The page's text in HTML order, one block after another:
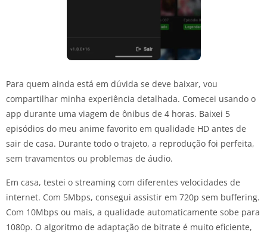
Para quem ainda está em dúvida se deve baixar, vou
compartilhar minha experiência detalhada. Comecei usando o
app durante uma viagem de ônibus de 4 horas. Baixei 5
episódios do meu anime favorito em qualidade HD antes de
sair de casa. Durante todo o trajeto, a reprodução foi perfeita,
sem travamentos ou problemas de áudio.
Em casa, testei o streaming com diferentes velocidades de
internet. Com 5Mbps, consegui assistir em 720p sem buffering.
Com 10Mbps ou mais, a qualidade automaticamente sobe para
1080p. O algoritmo de adaptação de bitrate é muito eficiente,